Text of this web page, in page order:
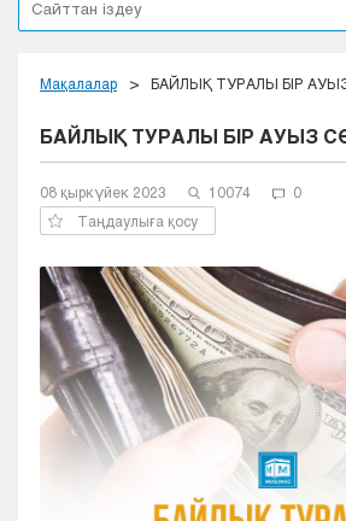
Алматы
Актобе
Жезказган
Караганда
Кокшетау
Костанай
Павлодар
Петропавловск
Семей
Талдыкорган
Тараз
Туркестан
Уральск
Мақалалар БАЙЛЫҚ ТУРАЛЫ БІР
БАЙЛЫҚ ТУРАЛЫ БІР АУЫЗ
08 қыркүйек 2023 10074
0
Таңдаулыға қосу